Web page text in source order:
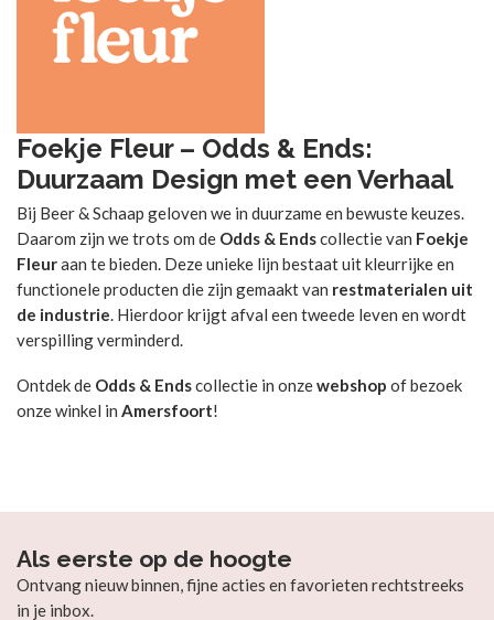
Foekje Fleur – Odds & Ends:
Duurzaam Design met een Verhaal
Bij Beer & Schaap geloven we in duurzame en bewuste keuzes.
Daarom zijn we trots om de Odds & Endscollectie van Foekje
Fleuraan te bieden. Deze unieke lijn bestaat uit kleurrijke en
functionele producten die zijn gemaakt van restmaterialen uit
de industrie. Hierdoor krijgt afval een tweede leven en wordt
verspilling verminderd.
Ontdek de Odds & Endscollectie in onzewebshop of bezoek
onze winkel in Amersfoort!
Als eerste op de hoogte
Ontvang nieuw binnen, fijne acties en favorieten rechtstreeks
in je inbox.